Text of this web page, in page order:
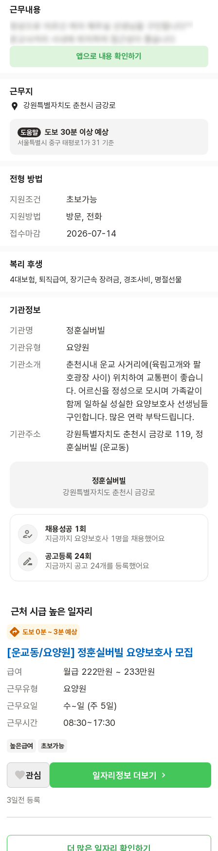
근무내용
앱으로 내용 확인하기
근무지
강원특별자치도 춘천시 금강로
도움말 도보 30분 이상 예상
서울특별시 중구 태평로1가 31 기준
전형 방법
지원조건
초보가능
지원방법
방문, 전화
접수마감
2026-07-14
복리 후생
4대보험, 퇴직급여, 장기근속 장려금, 경조사비, 명절선물
기관정보
기관명
정훈실버빌
기관유형
요양원
기관소개
춘천시내 운교 사거리에(육림고개와 팔
호광장 사이) 위치하여 교통편이 좋습니
다. 어르신을 정성으로 모시며 가족같이
함께 일하실 성실한 요양보호사 선생님들
구인합니다. 많은 연락 부탁드립니다.
기관주소
강원특별자치도 춘천시 금강로 119, 정
훈실버빌 (운교동)
정훈실버빌
강원특별자치도 춘천시 금강로
채용성공 1회
지금까지 요양보호사 1명을 채용했어요
공고등록 24회
지금까지 공고 24개를 등록했어요
근처 시급 높은 일자리
도보 0분 ~ 3분 예상
[운교동/요양원] 정훈실버빌 요양보호사 모집
급여
월급 222만원 ~ 233만원
근무유형
요양원
근무요일
수~일 (주 5일)
근무시간
08:30~17:30
높은급여 초보가능
관심 일자리정보 더보기
3일전 등록
더 많은 일자리 확인하기